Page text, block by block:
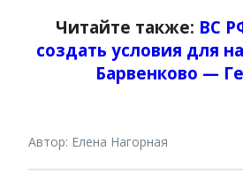
Читайте также: ВС
создать условия для
Барвенково —
Автор: Елена Нагорная